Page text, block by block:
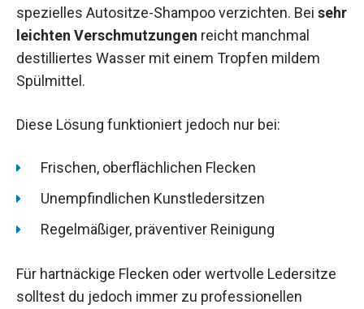
spezielles Autositze-Shampoo verzichten. Bei sehr
leichten Verschmutzungen reicht manchmal
destilliertes Wasser mit einem Tropfen mildem
Spülmittel.
Diese Lösung funktioniert jedoch nur bei:
Frischen, oberflächlichen Flecken
Unempfindlichen Kunstledersitzen
Regelmäßiger, präventiver Reinigung
Für hartnäckige Flecken oder wertvolle Ledersitze
solltest du jedoch immer zu professionellen